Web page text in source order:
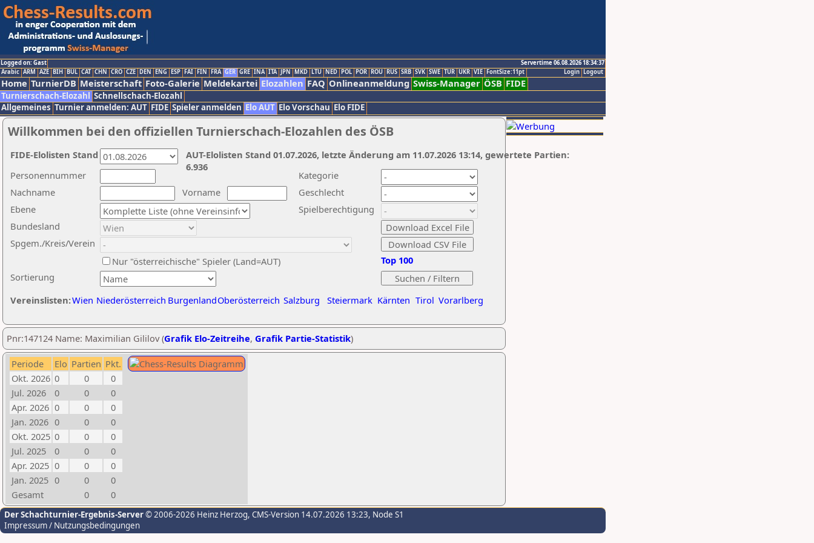
Logged on: Gast
Servertime 06.08.2026 18:34:37
Logout
Login
Arabic ARM AZE BIH BUL CAT CHN CRO CZE DEN ENG ESP FAI FIN FRA GER GRE INA ITA JPN MKD LTU NED POL POR ROU RUS SRB SVK SWE TUR UKR VIE FontSize:11pt
Home TurnierDB Meisterschaft Foto-Galerie Meldekartei Elozahlen FAQ Onlineanmeldung Swiss-Manager ÖSB FIDE
Turnierschach-Elozahl Schnellschach-Elozahl
Allgemeines Turnier anmelden: AUT FIDE Spieler anmelden Elo AUT Elo Vorschau Elo FIDE
Willkommen bei den offiziellen Turnierschach-Elozahlen des ÖSB
Nachname
Vorname
Ebene
Kategorie
Sortierung
Personennummer
Bundesland
Spgem./Kreis/Verein
Geschlecht
Nur "österreichische" Spieler (Land=AUT)
Spielberechtigung
Vereinslisten:Wien Niederösterreich BurgenlandOberösterreich Salzburg Steiermark Kärnten Tirol Vorarlberg
Top 100
AUT-Elolisten Stand 01.07.2026, letzte Änderung am 11.07.2026 13:14, gewertete Partien:
6.936
FIDE-Elolisten Stand
Pnr:147124 Name: Maximilian Gililov (Grafik Elo-Zeitreihe, Grafik Partie-Statistik)
Periode Elo Partien Pkt.
Okt. 2026 0 0
0
Jul. 2026
0 0
0
Apr. 2026 0 0
0
Jan. 2026 0 0
0
Okt. 2025 0 0
0
Jul. 2025
0 0
0
Apr. 2025 0 0
0
Jan. 2025 0 0
0
Gesamt
0 0
Der Schachturnier-Ergebnis-Server© 2006-2026 Heinz Herzog, CMS-Version 14.07.2026 13:23, Node S1
Impressum / Nutzungsbedingungen